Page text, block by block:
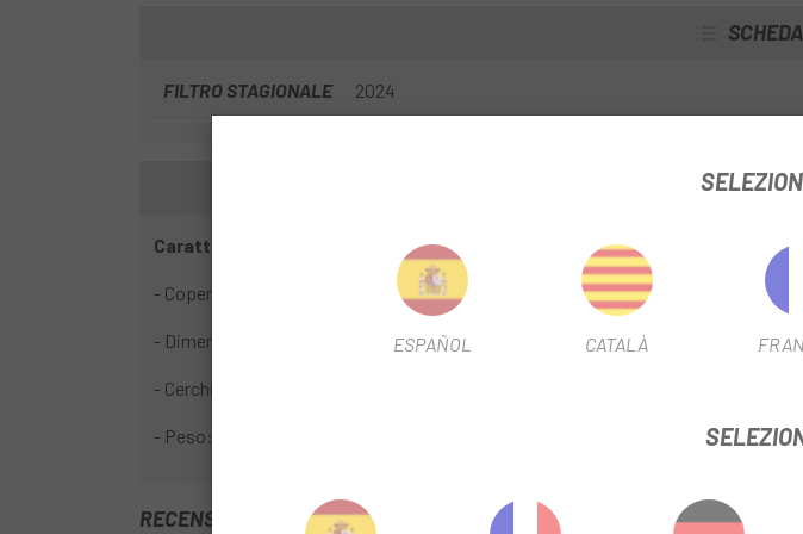
FILTRO STAGIONALE 2024
Caratteristiche:
- Copertone per XC, enduro e MTB.
- Dimensioni: 29x2,10.
- Cerchio rigido.
- Peso: 770 g.
RECENSIONI TRUSTED SHOPS
ESPAÑOL CATALÀ